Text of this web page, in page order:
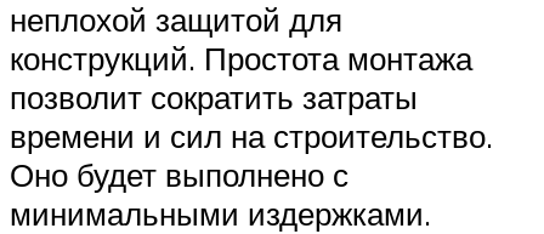
неплохой защитой для
конструкций. Простота монтажа
позволит сократить затраты
времени и сил на строительство.
Оно будет выполнено с
минимальными издержками.